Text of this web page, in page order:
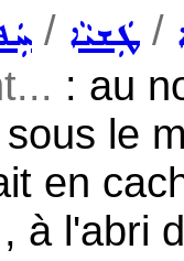
/ ܛܲܫܝܵܐ /
: au
le
en
à l'abri